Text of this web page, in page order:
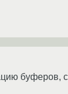
буферов,